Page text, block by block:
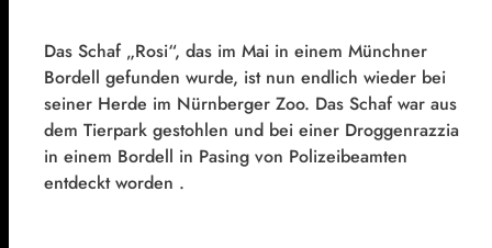
Das Schaf „Rosi“, das im Mai in einem Münchner
Bordell gefunden wurde, ist nun endlich wieder bei
seiner Herde im Nürnberger Zoo. Das Schaf war aus
dem Tierpark gestohlen und bei einer Droggenrazzia
in einem Bordell in Pasing von Polizeibeamten
entdeckt worden .